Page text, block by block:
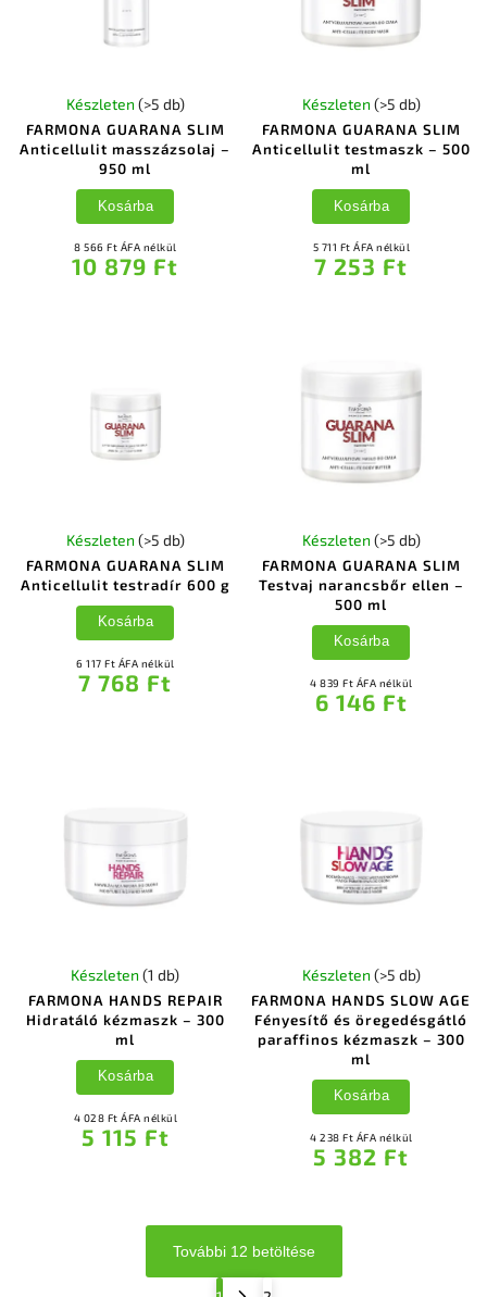
FARMONA GUARANA SLIM
Anticellulit masszázsolaj –
950 ml
Készleten (>5 db)
8 566 Ft ÁFA nélkül
10 879 Ft
Kosárba
FARMONA GUARANA SLIM
Anticellulit testmaszk – 500
ml
Készleten (>5 db)
5 711 Ft ÁFA nélkül
7 253 Ft
Kosárba
FARMONA GUARANA SLIM
Anticellulit testradír 600 g
Készleten (>5 db)
6 117 Ft ÁFA nélkül
7 768 Ft
Kosárba
FARMONA GUARANA SLIM
Testvaj narancsbőr ellen –
500 ml
Készleten (>5 db)
4 839 Ft ÁFA nélkül
6 146 Ft
Kosárba
FARMONA HANDS REPAIR
Hidratáló kézmaszk – 300
ml
Készleten(1 db)
4 028 Ft ÁFA nélkül
5 115 Ft
Kosárba
FARMONA HANDS SLOW AGE
Fényesítő és öregedésgátló
paraffinos kézmaszk – 300
ml
Készleten (>5 db)
4 238 Ft ÁFA nélkül
5 382 Ft
Kosárba
További 12 betöltése